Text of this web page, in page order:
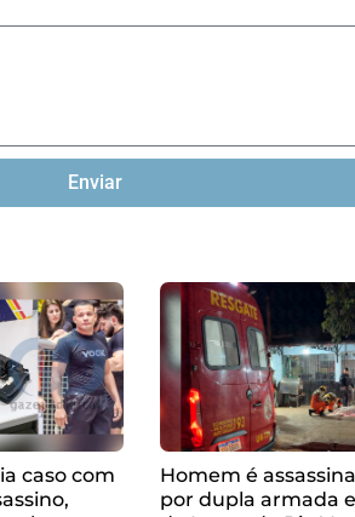
Enviar
caso com
Homem é
por dupla armada